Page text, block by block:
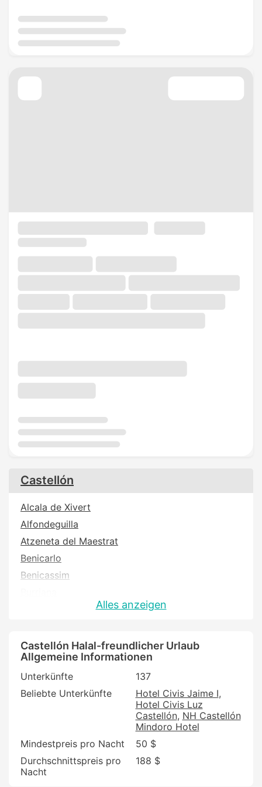
Castellón
Alcala de Xivert
Alfondeguilla
Atzeneta del Maestrat
Benicarlo
Benicassim
Castello de la Plana
Culla
Forcall
Les Alqueries
Montanejos
Morella
Navajas
Alles anzeigen
Castellón Halal-freundlicher Urlaub
Allgemeine Informationen
Unterkünfte
137
Beliebte Unterkünfte
Hotel Civis Jaime I
Hotel Civis Luz
Castellón NH Castellón
Mindoro Hotel
Mindestpreis pro Nacht
50 $
Durchschnittspreis pro
Nacht
188 $